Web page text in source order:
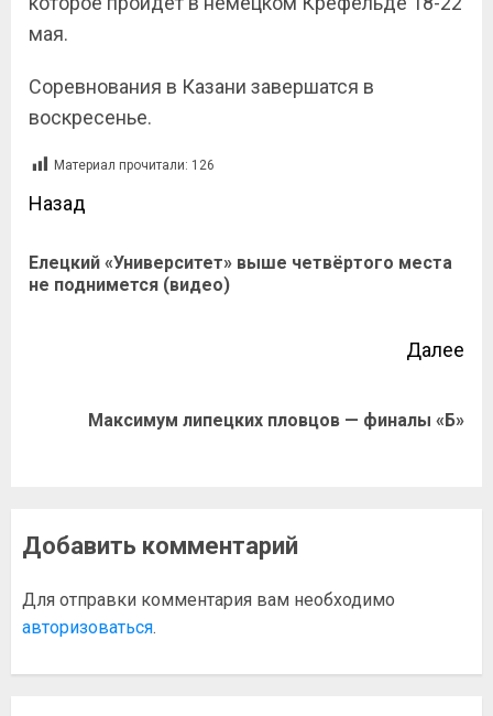
мая.
Соревнования в Казани завершатся в
воскресенье.
Материал прочитали: 126
Назад
Елецкий «Университет» выше четвёртого места
не поднимется (видео)
Далее
Максимум липецких пловцов — финалы «Б»
Добавить комментарий
Для отправки комментария вам необходимо
авторизоваться.